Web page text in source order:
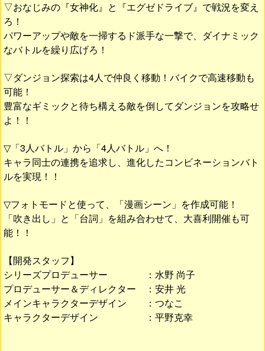
▽おなじみの『女神化』と『エグゼドライブ』で戦況を変え
ろ！
パワーアップや敵を一掃するド派手な一撃で、ダイナミック
なバトルを繰り広げろ！
▽ダンジョン探索は4人で仲良く移動！バイクで高速移動も
可能！
豊富なギミックと待ち構える敵を倒してダンジョンを攻略せ
よ！！
▽「3人バトル」から「4人バトル」へ！
キャラ同士の連携を追求し、進化したコンビネーションバト
ルを実現！！
▽フォトモードと使って、「漫画シーン」を作成可能！
「吹き出し」と「台詞」を組み合わせて、大喜利開催も可
能！！
【開発スタッフ】
シリーズプロデューサー ：水野 尚子
プロデューサー＆ディレクター ：安井 光
メインキャラクターデザイン ：つなこ
キャラクターデザイン ：平野克幸